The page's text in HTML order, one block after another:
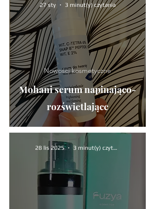
Mohani serum napinająco-
rozświetlające
Nowości kosmetyczne
27 sty 3 minut(y) czytania
28 lis 2025 3 minut(y) czytania